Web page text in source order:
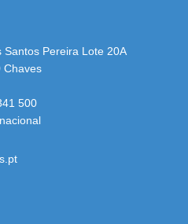
Santos Pereira Lote 20A
Chaves
500